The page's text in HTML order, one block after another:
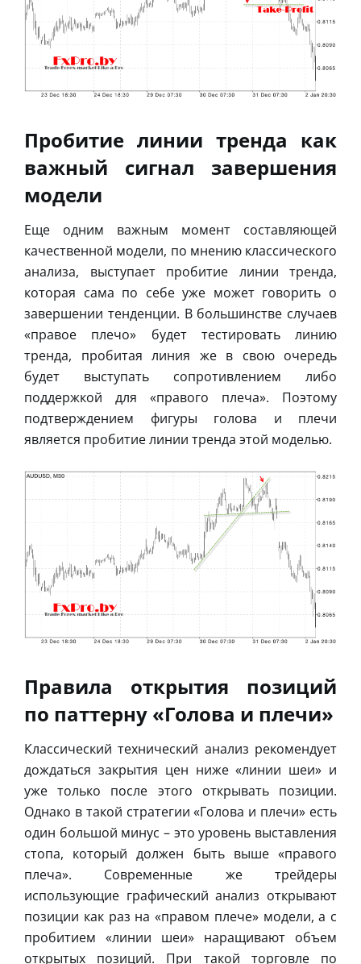
Пробитие линии тренда как
важный сигнал завершения
модели
Еще одним важным момент составляющей
качественной модели, по мнению классического
анализа, выступает пробитие линии тренда,
которая сама по себе уже может говорить о
завершении тенденции. В большинстве случаев
«правое плечо» будет тестировать линию
тренда, пробитая линия же в свою очередь
будет выступать сопротивлением либо
поддержкой для «правого плеча». Поэтому
подтверждением фигуры голова и плечи
является пробитие линии тренда этой моделью.
Правила открытия позиций
по паттерну «Голова и плечи»
Классический технический анализ рекомендует
дождаться закрытия цен ниже «линии шеи» и
уже только после этого открывать позиции.
Однако в такой стратегии «Голова и плечи» есть
один большой минус – это уровень выставления
стопа, который должен быть выше «правого
плеча». Современные же трейдеры
использующие графический анализ открывают
позиции как раз на «правом плече» модели, а с
пробитием «линии шеи» наращивают объем
открытых позиций. При такой торговле по